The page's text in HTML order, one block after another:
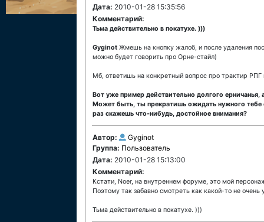
Дата: 2010-01-28 15:35:56
Комментарий:
Тьма действительно в покатухе. )))
Gyginot Жмешь на кнопку жалоб, и после удаления
можно будет говорить про Орне-стайл)
Мб, ответишь на конкретный вопрос про трактир РПГ
Вот уже пример действительно долгого ерничанья,
Может быть, ты прекратишь ожидать нужного тебе
раз скажешь что-нибудь, достойное внимания?
Автор:
Gyginot
Группа: Пользователь
Дата: 2010-01-28 15:13:00
Комментарий:
Кстати, Noer, на внутреннем форуме, это мой
Поэтому так забавно смотреть как какой-то не
Тьма действительно в покатухе. )))